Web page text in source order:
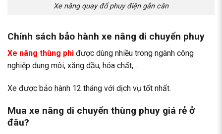
Xe nâng quay đổ phuy điện gắn cân
Chính sách bảo hành xe nâng di chuyển phuy
Xe nâng thùng phi được dùng nhiều trong ngành công
nghiệp dung môi, xăng dầu, hóa chất,…
Xe được bảo hành 12 tháng với dịch vụ tốt nhất.
Mua xe nâng di chuyển thùng phuy giá rẻ ở
đâu?